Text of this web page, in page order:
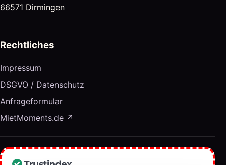
66571 Dirmingen
Rechtliches
Impressum
DSGVO / Datenschutz
Anfrageformular
MietMoments.de ↗